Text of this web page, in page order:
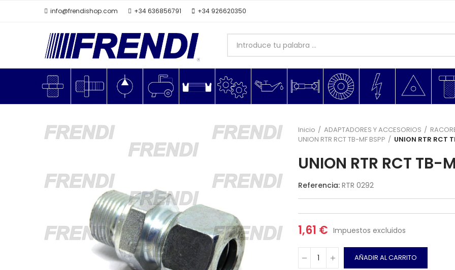
info@frendishop.com +34 636856791 +34 926620350
Inicio ADAPTADORES Y ACCESORIOS
UNION RTR RCT TB-MF BSPP
UNION RTR RCT
UNION RTR RCT
Referencia: RTR 0292
1,61 € Impuestos excluidos
AÑADIR AL CARRITO